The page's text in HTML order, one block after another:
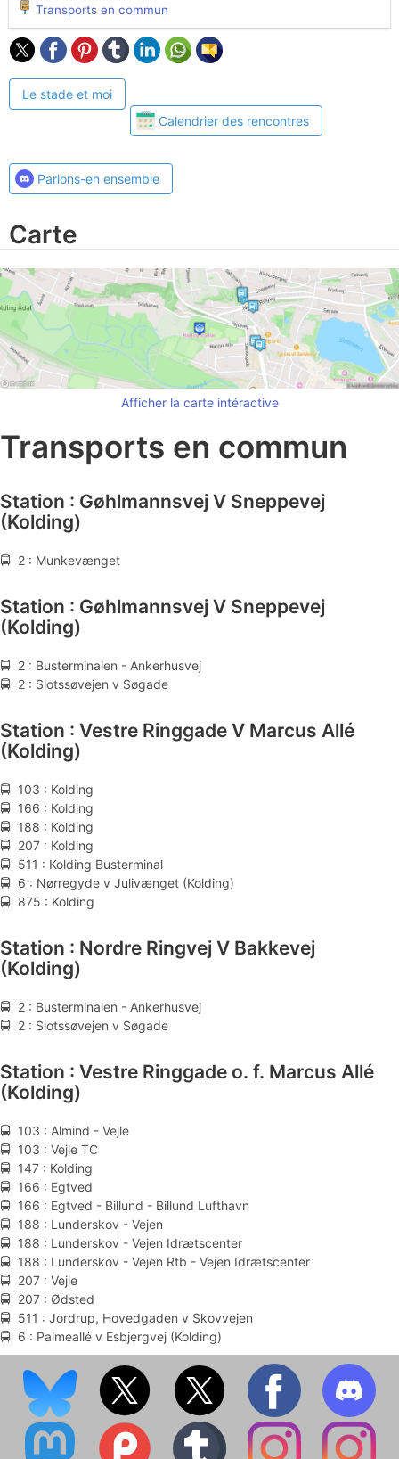
Transports en commun
Le stade et moi
Calendrier des rencontres
Parlons-en ensemble
Carte
Afficher la carte intéractive
Transports en commun
Station : Gøhlmannsvej V Sneppevej
(Kolding)
🚍 2 : Munkevænget
Station : Gøhlmannsvej V Sneppevej
(Kolding)
🚍 2 : Busterminalen - Ankerhusvej
🚍 2 : Slotssøvejen v Søgade
Station : Vestre Ringgade V Marcus Allé
(Kolding)
🚍 103 : Kolding
🚍 166 : Kolding
🚍 188 : Kolding
🚍 207 : Kolding
🚍 511 : Kolding Busterminal
🚍 6 : Nørregyde v Julivænget (Kolding)
🚍 875 : Kolding
Station : Nordre Ringvej V Bakkevej
(Kolding)
🚍 2 : Busterminalen - Ankerhusvej
🚍 2 : Slotssøvejen v Søgade
Station : Vestre Ringgade o. f. Marcus Allé
(Kolding)
🚍 103 : Almind - Vejle
🚍 103 : Vejle TC
🚍 147 : Kolding
🚍 166 : Egtved
🚍 166 : Egtved - Billund - Billund Lufthavn
🚍 188 : Lunderskov - Vejen
🚍 188 : Lunderskov - Vejen Idrætscenter
🚍 188 : Lunderskov - Vejen Rtb - Vejen Idrætscenter
🚍 207 : Vejle
🚍 207 : Ødsted
🚍 511 : Jordrup, Hovedgaden v Skovvejen
🚍 6 : Palmeallé v Esbjergvej (Kolding)